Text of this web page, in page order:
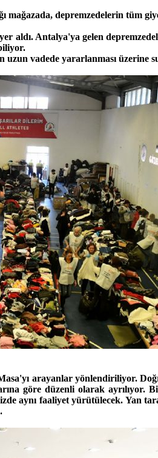
depremzedelerin tüm
aldı. Antalya'ya gelen
vadede yararlanması üzerine
arayanlar yönlendiriliyor.
göre düzenli olarak ayrılıyor.
aynı faaliyet yürütülecek. Yan